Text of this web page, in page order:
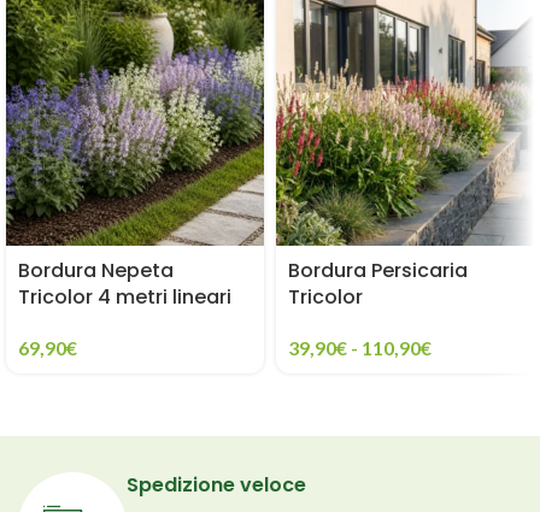
Bordura Nepeta
Tricolor 4 metri lineari
69,90€
Bordura Persicaria
Tricolor
39,90€ - 110,90€
Spedizione veloce